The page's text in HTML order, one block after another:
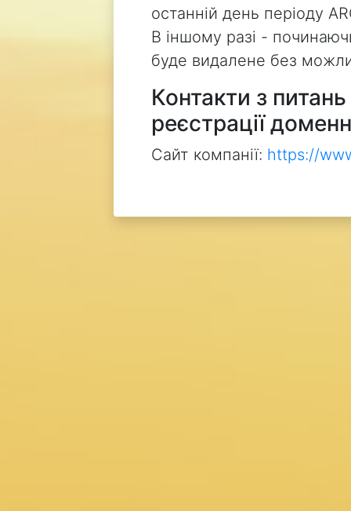
останній день періоду
В іншому разі -
буде видалене без
Контакти з
реєстрації
Сайт компанії: https://